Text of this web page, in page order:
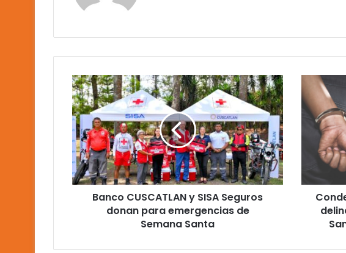
Banco
CUSCATLAN
y
SISA
Seguros
donan
para
emergencias
de
SemanaBanco CUSCATLAN y SISA Seguros
donan para emergencias de
Semana Santa
Condenan
a
estructura
de
delinquían
en
colonias
Escalón,
Antonio